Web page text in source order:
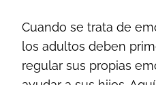
Cuando se trata de
los adultos deben
regular sus propias